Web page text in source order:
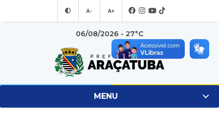
A- A+
06/08/2026 - 27°C
MENU